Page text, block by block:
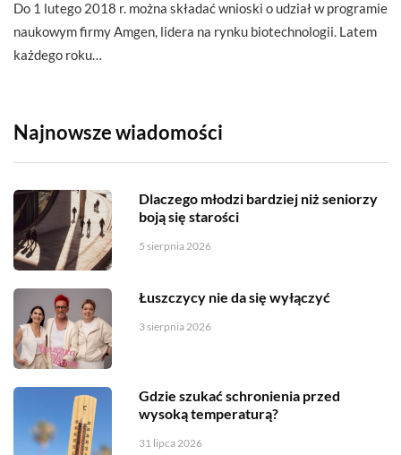
Do 1 lutego 2018 r. można składać wnioski o udział w programie
naukowym firmy Amgen, lidera na rynku biotechnologii. Latem
każdego roku…
Najnowsze wiadomości
Dlaczego młodzi bardziej niż seniorzy
boją się starości
5 sierpnia 2026
Łuszczycy nie da się wyłączyć
3 sierpnia 2026
Gdzie szukać schronienia przed
wysoką temperaturą?
31 lipca 2026